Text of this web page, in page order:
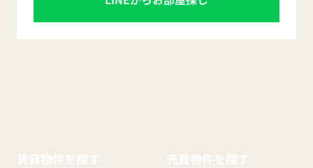
賃貸物件を探す 売買物件を探す